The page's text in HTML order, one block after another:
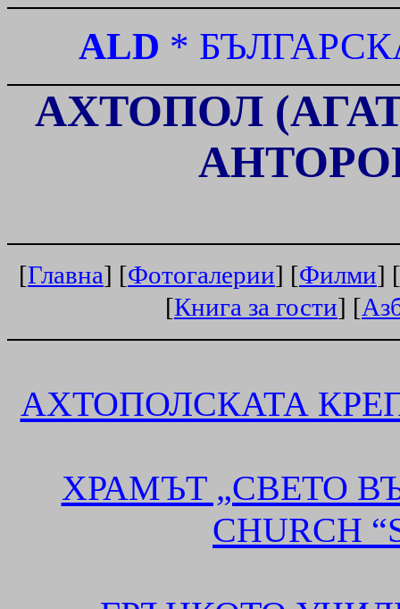
ALD *
АХТОПОЛ
[Главна] [Фотогалерии] [Филми] [
[Книга за гости] [
АХТОПОЛСКАТА
ХРАМЪТ „СВЕТО
CHURCH “